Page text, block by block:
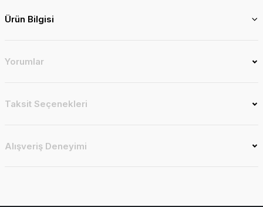
Ürün Bilgisi
Yorumlar
Taksit Seçenekleri
Alışveriş Deneyimi